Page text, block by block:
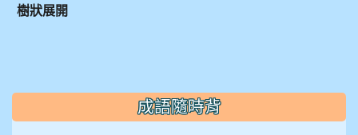
樹狀展開
::: 成語隨時背